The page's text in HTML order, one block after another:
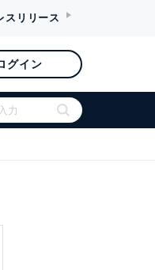
スリリース
グイン